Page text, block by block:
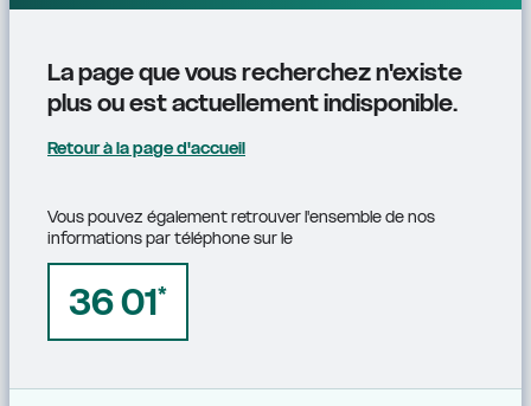
La page que vous recherchez n'existe
plus ou est actuellement indisponible.
Retour à la page d'accueil
Vous pouvez également retrouver l'ensemble de nos
informations par téléphone sur le
36 01*